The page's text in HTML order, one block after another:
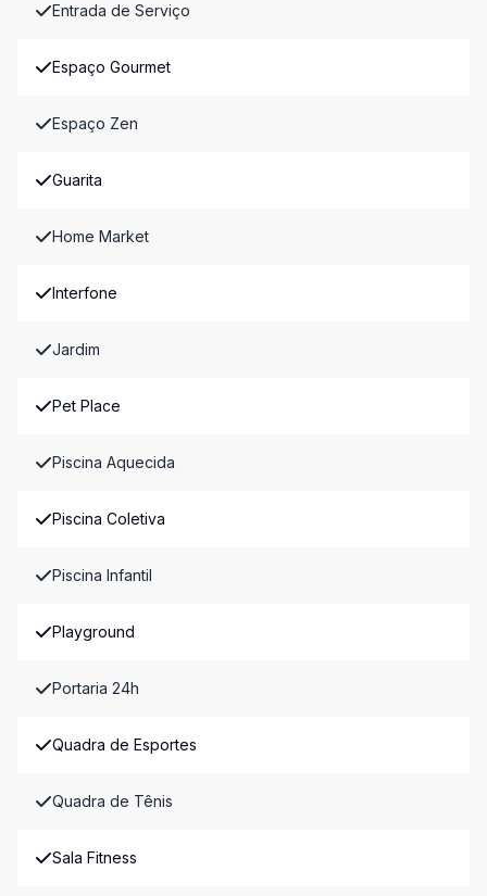
Entrada de Serviço
Espaço Gourmet
Espaço Zen
Guarita
Home Market
Interfone
Jardim
Pet Place
Piscina Aquecida
Piscina Coletiva
Piscina Infantil
Playground
Portaria 24h
Quadra de Esportes
Quadra de Tênis
Sala Fitness